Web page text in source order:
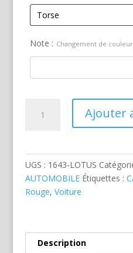
Note : Changement de
Ajouter
UGS : 1643-LOTUS
AUTOMOBILE Étiquettes :
Rouge, Voiture
Description